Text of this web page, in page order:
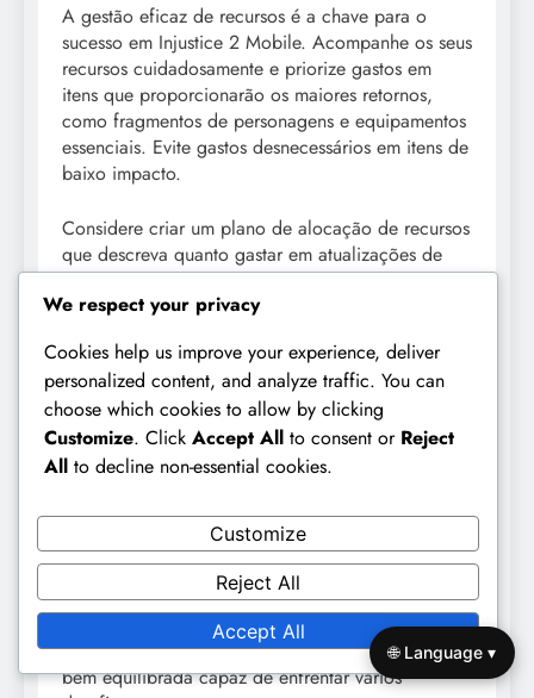
A gestão eficaz de recursos é a chave para o
sucesso em Injustice 2 Mobile. Acompanhe os seus
recursos cuidadosamente e priorize gastos em
itens que proporcionarão os maiores retornos,
como fragmentos de personagens e equipamentos
essenciais. Evite gastos desnecessários em itens de
baixo impacto.
Considere criar um plano de alocação de recursos
que descreva quanto gastar em atualizações de
personagens versus melhorias de equipamentos.
Este plano ajudará a manter uma abordagem
você não está negligenciando nenhum aspecto da
sua jogabilidade.
Sugestões de composição de equipa
significativamente o seu desempenho nas batalhas.
Procure uma equipa equilibrada que inclua
personagens com habilidades e funções
complementares. Por exemplo, emparelhar um
forte causador de dano com um tanque e um
personagem de suporte pode criar uma equipa
bem equilibrada capaz de enfrentar vários
We respect your privacy
Cookies help us improve your experience, deliver
personalized content, and analyze traffic. You can
choose which cookies to allow by clicking
Customize. Click Accept All to consent or Reject
All to decline non-essential cookies.
Customize
Reject All
Accept All
🌐 Language ▾